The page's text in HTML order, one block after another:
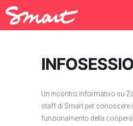
Un incontro informativo su
staff di Smart per conoscere il
funzionamento della